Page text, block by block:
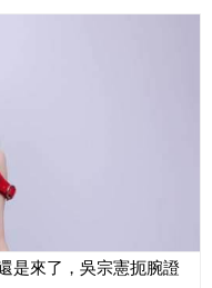
是來了，吳宗憲扼腕證